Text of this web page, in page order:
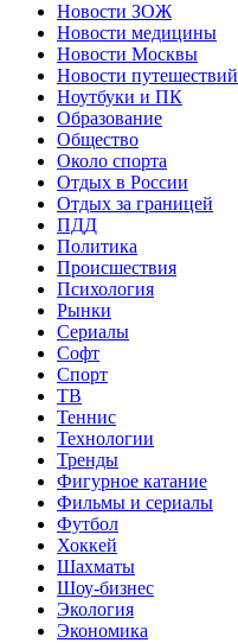
Новости ЗОЖ
Новости медицины
Новости Москвы
Новости путешествий
Ноутбуки и ПК
Образование
Общество
Около спорта
Отдых в России
Отдых за границей
ПДД
Политика
Происшествия
Психология
Рынки
Сериалы
Софт
Спорт
ТВ
Теннис
Технологии
Тренды
Фигурное катание
Фильмы и сериалы
Футбол
Хоккей
Шахматы
Шоу-бизнес
Экология
Экономика